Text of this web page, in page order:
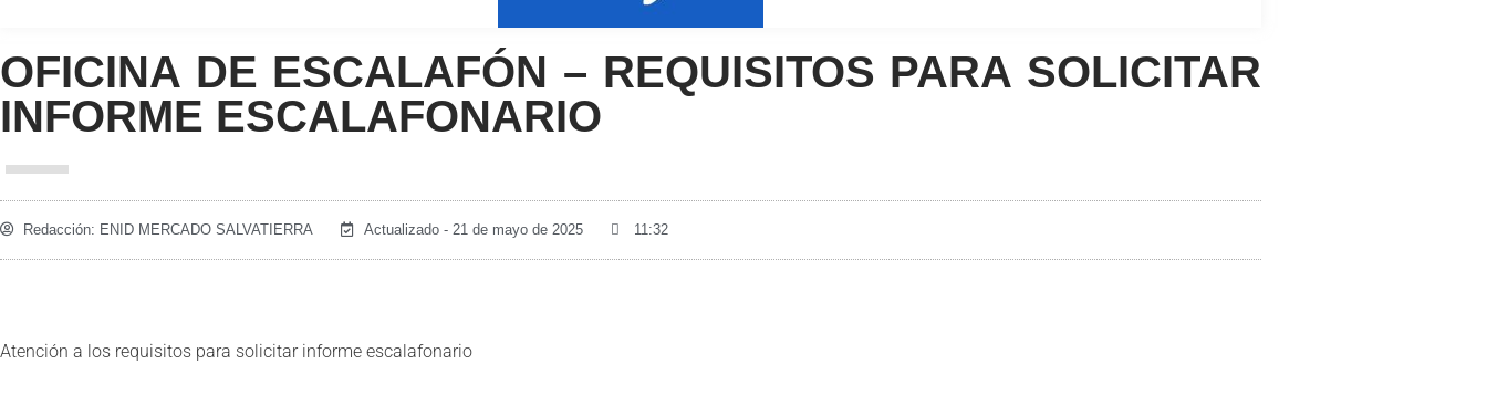
OFICINA DE ESCALAFÓN – REQUISITOS PARA SOLICITAR
INFORME ESCALAFONARIO
Redacción: ENID MERCADO SALVATIERRA Actualizado - 21 de mayo de 2025 11:32
Atención a los requisitos para solicitar informe escalafonario